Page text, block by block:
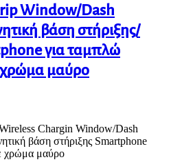
Window/Dash
βάση στήριξης/
για ταμπλώ
χρώμα μαύρο
Chargin Window/Dash
βάση στήριξης Smartphone
χρώμα μαύρο